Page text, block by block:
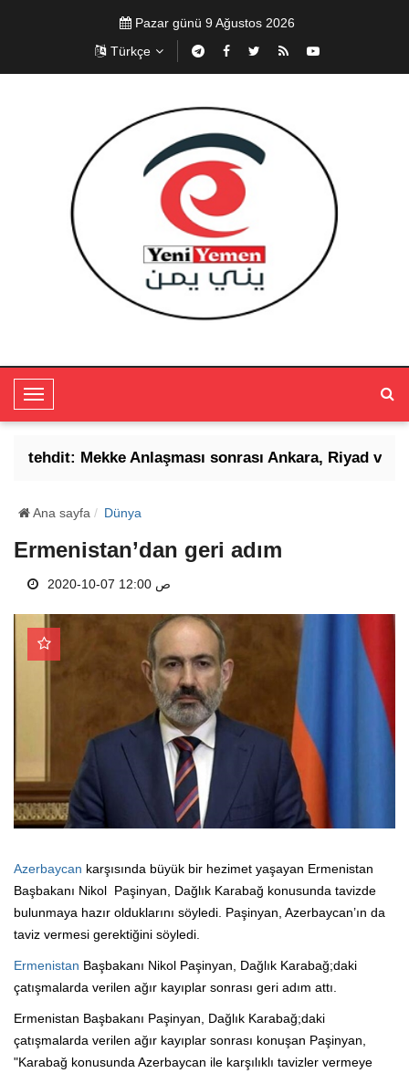
Pazar günü 9 Ağustos 2026
Türkçe
T
o
g
e
a
g
a
t
tehdit: Mekke Anlaşması sonrası Ankara, Riyad ve
Ana sayfa Dünya
Ermenistan’dan geri adım
2020-10-07 12:00 ص
Azerbaycan karşısında büyük bir hezimet yaşayan Ermenistan
Başbakanı Nikol Paşinyan, Dağlık Karabağ konusunda tavizde
bulunmaya hazır olduklarını söyledi. Paşinyan, Azerbaycan’ın da
taviz vermesi gerektiğini söyledi.
Ermenistan Başbakanı Nikol Paşinyan, Dağlık Karabağ;daki
çatışmalarda verilen ağır kayıplar sonrası geri adım attı.
Ermenistan Başbakanı Paşinyan, Dağlık Karabağ;daki
çatışmalarda verilen ağır kayıplar sonrası konuşan Paşinyan,
"Karabağ konusunda Azerbaycan ile karşılıklı tavizler vermeye